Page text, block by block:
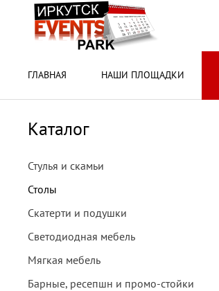
ГЛАВНАЯ НАШИ ПЛОЩАДКИ
Каталог
Стулья и скамьи
Столы
Скатерти и подушки
Светодиодная мебель
Мягкая мебель
Барные, ресепшн и промо-стойки